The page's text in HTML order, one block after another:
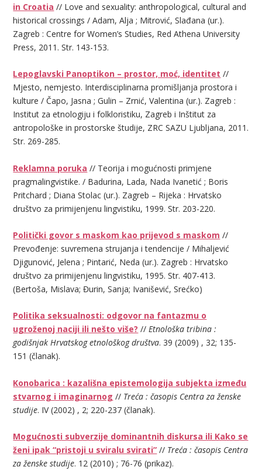
in Croatia // Love and sexuality: anthropological, cultural and
historical crossings / Adam, Alja ; Mitrović, Slađana (ur.).
Zagreb : Centre for Women’s Studies, Red Athena University
Press, 2011. Str. 143-153.
Lepoglavski Panoptikon – prostor, moć, identitet //
Mjesto, nemjesto. Interdisciplinarna promišljanja prostora i
kulture / Čapo, Jasna ; Gulin – Zrnić, Valentina (ur.). Zagreb :
Institut za etnologiju i folkloristiku, Zagreb i Inštitut za
antropološke in prostorske študije, ZRC SAZU Ljubljana, 2011.
Str. 269-285.
Reklamna poruka // Teorija i mogućnosti primjene
pragmalingvistike. / Badurina, Lada, Nada Ivanetić ; Boris
Pritchard ; Diana Stolac (ur.). Zagreb – Rijeka : Hrvatsko
društvo za primijenjenu lingvistiku, 1999. Str. 203-220.
Politički govor s maskom kao prijevod s maskom //
Prevođenje: suvremena strujanja i tendencije / Mihaljević
Djigunović, Jelena ; Pintarić, Neda (ur.). Zagreb : Hrvatsko
društvo za primijenjenu lingvistiku, 1995. Str. 407-413.
(Bertoša, Mislava; Đurin, Sanja; Ivanišević, Srećko)
Politika seksualnosti: odgovor na fantazmu o
ugroženoj naciji ili nešto više? //Etnološka tribina :
godišnjak Hrvatskog etnološkog društva. 39 (2009) , 32; 135-
151 (članak).
Konobarica : kazališna epistemologija subjekta između
stvarnog i imaginarnog // Treća : časopis Centra za ženske
studije. IV (2002) , 2; 220-237 (članak).
Mogućnosti subverzije dominantnih diskursa ili Kako se
ženi ipak “pristoji u sviralu svirati” // Treća : časopis Centra
za ženske studije. 12 (2010) ; 76-76 (prikaz).